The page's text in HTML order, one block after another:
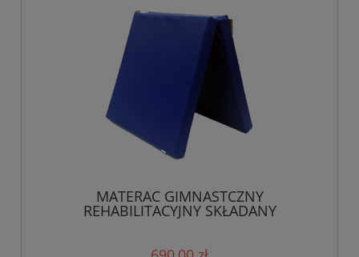
MATERAC GIMNASTCZNY
REHABILITACYJNY SKŁADANY
200X120X10 CM